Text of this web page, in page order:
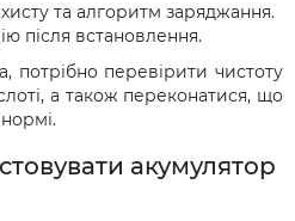
та алгоритм заряджання.
після встановлення.
потрібно перевірити чистоту
а також переконатися, що
акумулятор